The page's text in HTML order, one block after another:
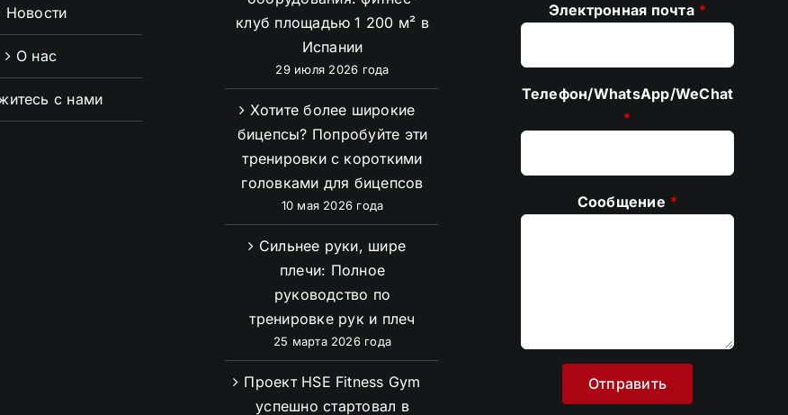
Новости
О нас
с нами
клуб площадью 1 200 м² в
Испании
29 июля 2026 года
Хотите более широкие
бицепсы? Попробуйте эти
тренировки с короткими
головками для бицепсов
10 мая 2026 года
Сильнее руки, шире
плечи: Полное
руководство по
тренировке рук и плеч
25 марта 2026 года
Проект HSE Fitness Gym
успешно стартовал в
Электронная почта *
Телефон/WhatsApp/WeChat
*
Сообщение *